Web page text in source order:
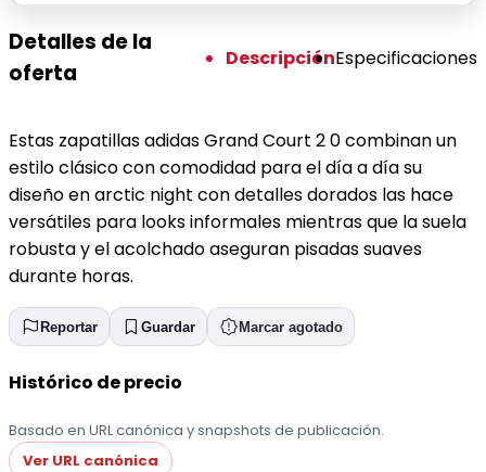
Detalles de la
oferta
DescripciónEspecificaciones
Estas zapatillas adidas Grand Court 2 0 combinan un
estilo clásico con comodidad para el día a día su
diseño en arctic night con detalles dorados las hace
versátiles para looks informales mientras que la suela
robusta y el acolchado aseguran pisadas suaves
durante horas.
Reportar Guardar Marcar agotado
Histórico de precio
Basado en URL canónica y snapshots de publicación.
Ver URL canónica